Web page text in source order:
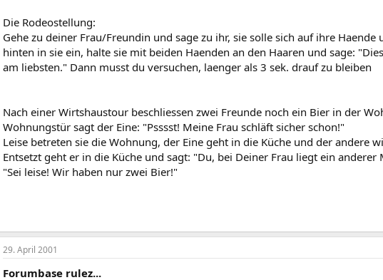
Die Rodeostellung:
Gehe zu deiner Frau/Freundin und sage zu ihr, sie solle sich auf ihre
hinten in sie ein, halte sie mit beiden Haenden an den Haaren und sage:
am liebsten." Dann musst du versuchen, laenger als 3 sek. drauf zu bleiben
Nach einer Wirtshaustour beschliessen zwei Freunde noch ein Bier in der
Wohnungstür sagt der Eine: "Psssst! Meine Frau schläft sicher schon!"
Leise betreten sie die Wohnung, der Eine geht in die Küche und der andere
Entsetzt geht er in die Küche und sagt: "Du, bei Deiner Frau liegt ein anderer
"Sei leise! Wir haben nur zwei Bier!"
29. April 2001
Forumbase rulez...